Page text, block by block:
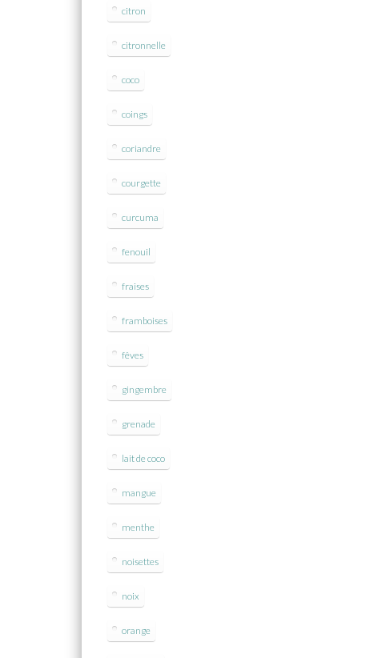
citron
citronnelle
coco
coings
coriandre
courgette
curcuma
fenouil
fraises
framboises
fêves
gingembre
grenade
lait de coco
mangue
menthe
noisettes
noix
orange